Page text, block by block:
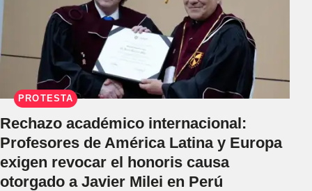
PROTESTA
Rechazo académico internacional:
Profesores de América Latina y Europa
exigen revocar el honoris causa
otorgado a Javier Milei en Perú